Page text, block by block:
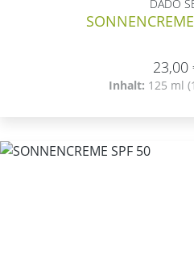
DADO
23,00
Inhalt: 125 ml